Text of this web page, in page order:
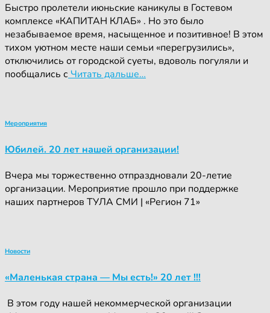
Быстро пролетели июньские каникулы в Гостевом
комплексе «КАПИТАН КЛАБ» . Но это было
незабываемое время, насыщенное и позитивное! В этом
тихом уютном месте наши семьи «перегрузились»,
отключились от городской суеты, вдоволь погуляли и
пообщались с Читать дальше…
Мероприятия
Юбилей. 20 лет нашей организации!
Вчера мы торжественно отпраздновали 20-летие
организации. Мероприятие прошло при поддержке
наших партнеров ТУЛА СМИ | «Регион 71»
Новости
«Маленькая страна — Мы есть!» 20 лет !!!
‍ ‍В этом году нашей некоммерческой организации